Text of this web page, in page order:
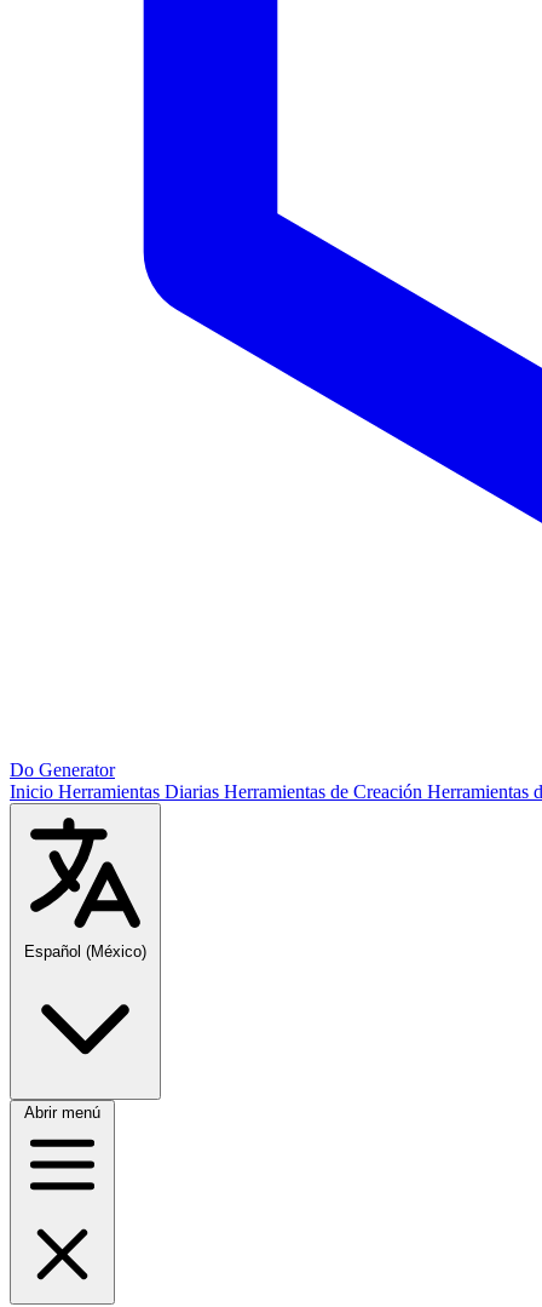
Do Generator
Inicio Herramientas Diarias Herramientas de Creación Herramientas
Español (México)
Abrir menú